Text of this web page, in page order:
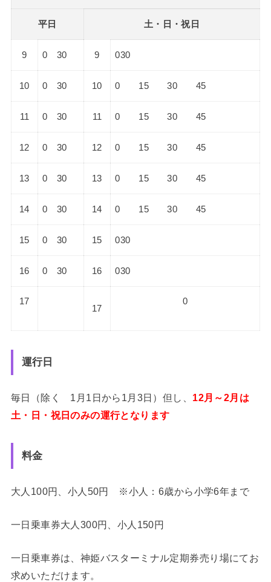
平日 土・日・祝日
9 0 30 9 030
10 0 30 10 0 15 30 45
11 0 30 11 0 15 30 45
12 0 30 12 0 15 30 45
13 0 30 13 0 15 30 45
14 0 30 14 0 15 30 45
15 0 30 15 030
16 0 30 16 030
17
17
0
運行日
毎日（除く 1月1日から1月3日）但し、 12月～2月は
土・日・祝日のみの運行となります
料金
大人100円、小人50円 ※小人：6歳から小学6年まで
一日乗車券大人300円、小人150円
一日乗車券は、神姫バスターミナル定期券売り場にてお
求めいただけます。